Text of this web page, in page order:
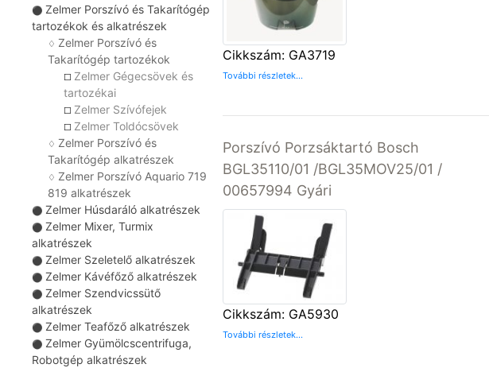
⚫ Zelmer Porszívó és Takarítógép
tartozékok és alkatrészek
♢ Zelmer Porszívó és
Takarítógép tartozékok
☐ Zelmer Gégecsövek és
tartozékai
☐ Zelmer Szívófejek
☐ Zelmer Toldócsövek
♢ Zelmer Porszívó és
Takarítógép alkatrészek
♢ Zelmer Porszívó Aquario 719
819 alkatrészek
⚫ Zelmer Húsdaráló alkatrészek
⚫ Zelmer Mixer, Turmix
alkatrészek
⚫ Zelmer Szeletelő alkatrészek
⚫ Zelmer Kávéfőző alkatrészek
⚫ Zelmer Szendvicssütő
alkatrészek
⚫ Zelmer Teafőző alkatrészek
⚫ Zelmer Gyümölcscentrifuga,
Robotgép alkatrészek
Cikkszám: GA3719
További részletek...
Porszívó Porzsáktartó Bosch
BGL35110/01 /BGL35MOV25/01 /
00657994 Gyári
Cikkszám: GA5930
További részletek...